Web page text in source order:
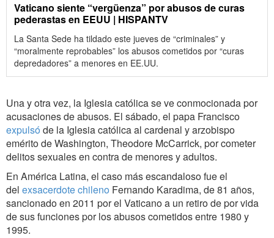
Vaticano siente “vergüenza” por abusos de curas
pederastas en EEUU | HISPANTV
La Santa Sede ha tildado este jueves de “criminales” y
“moralmente reprobables” los abusos cometidos por “curas
depredadores” a menores en EE.UU.
Una y otra vez, la Iglesia católica se ve conmocionada por
acusaciones de abusos. El sábado, el papa Francisco
expulsó de la Iglesia católica al cardenal y arzobispo
emérito de Washington, Theodore McCarrick, por cometer
delitos sexuales en contra de menores y adultos.
En América Latina, el caso más escandaloso fue el
del exsacerdote chileno Fernando Karadima, de 81 años,
sancionado en 2011 por el Vaticano a un retiro de por vida
de sus funciones por los abusos cometidos entre 1980 y
1995.